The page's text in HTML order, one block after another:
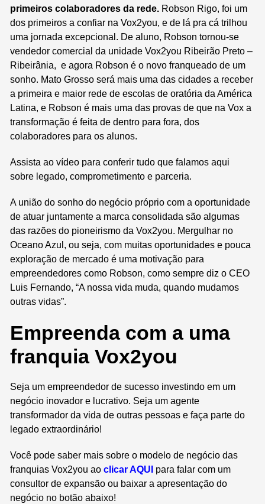
primeiros colaboradores da rede. Robson Rigo, foi um
dos primeiros a confiar na Vox2you, e de lá pra cá trilhou
uma jornada excepcional. De aluno, Robson tornou-se
vendedor comercial da unidade Vox2you Ribeirão Preto –
Ribeirânia, e agora Robson é o novo franqueado de um
sonho. Mato Grosso será mais uma das cidades a receber
a primeira e maior rede de escolas de oratória da América
Latina, e Robson é mais uma das provas de que na Vox a
transformação é feita de dentro para fora, dos
colaboradores para os alunos.
Assista ao vídeo para conferir tudo que falamos aqui
sobre legado, comprometimento e parceria.
A união do sonho do negócio próprio com a oportunidade
de atuar juntamente a marca consolidada são algumas
das razões do pioneirismo da Vox2you. Mergulhar no
Oceano Azul, ou seja, com muitas oportunidades e pouca
exploração de mercado é uma motivação para
empreendedores como Robson, como sempre diz o CEO
Luis Fernando, “A nossa vida muda, quando mudamos
outras vidas”.
Empreenda com a uma
franquia Vox2you
Seja um empreendedor de sucesso investindo em um
negócio inovador e lucrativo. Seja um agente
transformador da vida de outras pessoas e faça parte do
legado extraordinário!
Você pode saber mais sobre o modelo de negócio das
franquias Vox2you aoclicar AQUI para falar com um
consultor de expansão ou baixar a apresentação do
negócio no botão abaixo!